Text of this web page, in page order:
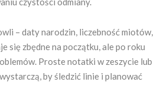
– daty narodzin, liczebność miotów,
się zbędne na początku, ale po roku
Proste notatki w zeszycie lub
by śledzić linie i planować